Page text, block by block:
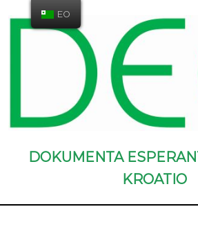
DOKUMENTA
KROATIO
EO